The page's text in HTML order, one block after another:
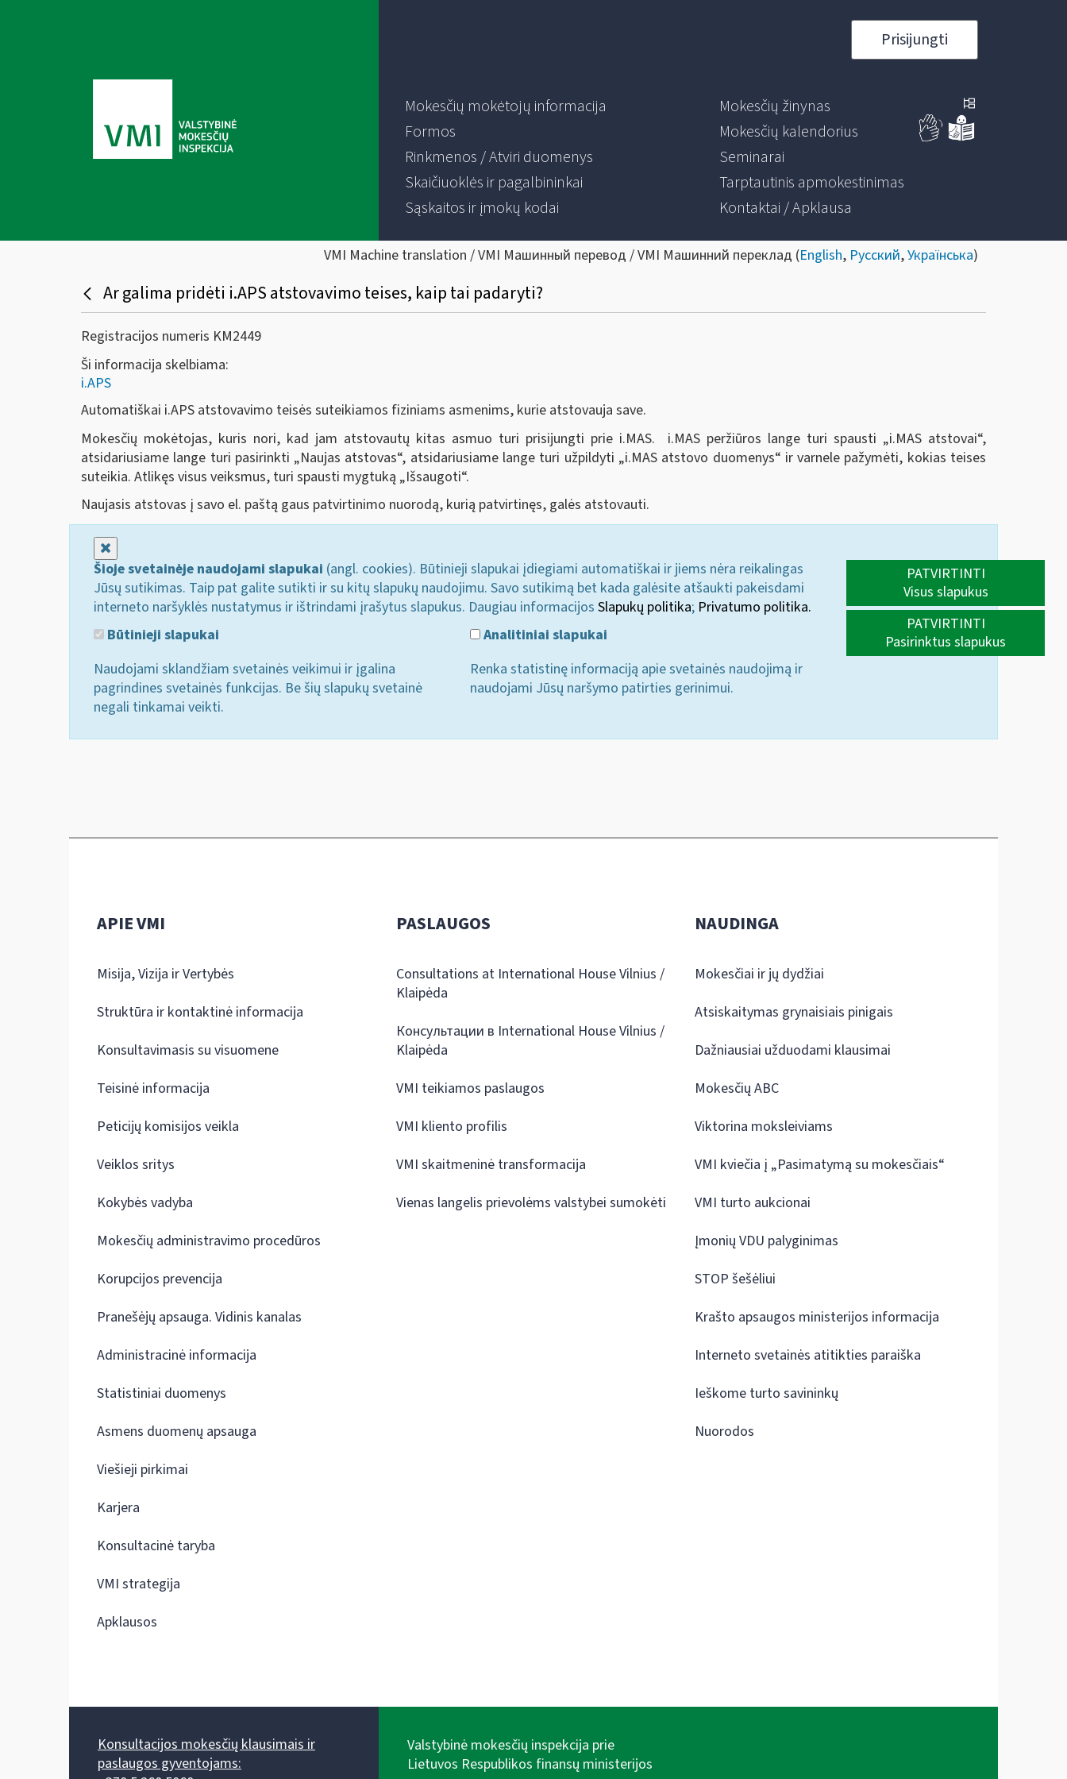
Prisijungti
Mokesčių mokėtojų informacija
Formos
Rinkmenos / Atviri duomenys
Skaičiuoklės ir pagalbininkai
Sąskaitos ir įmokų kodai
Mokesčių žinynas
Mokesčių kalendorius
Seminarai
Tarptautinis apmokestinimas
Kontaktai / Apklausa
VMI Machine translation / VMI Машинный перевод / VMI Машинний переклад (English, Русский,Українська)
Ar galima pridėti i.APS atstovavimo teises, kaip tai padaryti?
Registracijos numeris KM2449
Ši informacija skelbiama:
i.APS
Automatiškai i.APS atstovavimo teisės suteikiamos fiziniams asmenims, kurie atstovauja save.
Mokesčių mokėtojas, kuris nori, kad jam atstovautų kitas asmuo turi prisijungti prie i.MAS. i.MAS peržiūros lange turi spausti „i.MAS atstovai“,
atsidariusiame lange turi pasirinkti „Naujas atstovas“, atsidariusiame lange turi užpildyti „i.MAS atstovo duomenys“ ir varnele pažymėti, kokias teises
suteikia. Atlikęs visus veiksmus, turi spausti mygtuką „Išsaugoti“.
Naujasis atstovas į savo el. paštą gaus patvirtinimo nuorodą, kurią patvirtinęs, galės atstovauti.
Šioje svetainėje naudojami slapukai (angl. cookies). Būtinieji slapukai įdiegiami automatiškai ir jiems nėra reikalingas
Jūsų sutikimas. Taip pat galite sutikti ir su kitų slapukų naudojimu. Savo sutikimą bet kada galėsite atšaukti pakeisdami
interneto naršyklės nustatymus ir ištrindami įrašytus slapukus. Daugiau informacijos Slapukų politika; Privatumo politika.
Būtinieji slapukai
Naudojami sklandžiam svetainės veikimui ir įgalina
pagrindines svetainės funkcijas. Be šių slapukų svetainė
negali tinkamai veikti.
Analitiniai slapukai
Renka statistinę informaciją apie svetainės naudojimą ir
naudojami Jūsų naršymo patirties gerinimui.
PATVIRTINTI
Visus slapukus
PATVIRTINTI
Pasirinktus slapukus
APIE VMI
Misija, Vizija ir Vertybės
Struktūra ir kontaktinė informacija
Konsultavimasis su visuomene
Teisinė informacija
Peticijų komisijos veikla
Veiklos sritys
Kokybės vadyba
Mokesčių administravimo procedūros
Korupcijos prevencija
Pranešėjų apsauga. Vidinis kanalas
Administracinė informacija
Statistiniai duomenys
Asmens duomenų apsauga
Viešieji pirkimai
Karjera
Konsultacinė taryba
VMI strategija
Apklausos
PASLAUGOS
Consultations at International House Vilnius /
Klaipėda
Консультации в International House Vilnius /
Klaipėda
VMI teikiamos paslaugos
VMI kliento profilis
VMI skaitmeninė transformacija
Vienas langelis prievolėms valstybei sumokėti
NAUDINGA
Mokesčiai ir jų dydžiai
Atsiskaitymas grynaisiais pinigais
Dažniausiai užduodami klausimai
Mokesčių ABC
Viktorina moksleiviams
VMI kviečia į „Pasimatymą su mokesčiais“
VMI turto aukcionai
Įmonių VDU palyginimas
STOP šešėliui
Krašto apsaugos ministerijos informacija
Interneto svetainės atitikties paraiška
Ieškome turto savininkų
Nuorodos
Konsultacijos mokesčių klausimais ir
paslaugos gyventojams:
Valstybinė mokesčių inspekcija prie
Lietuvos Respublikos finansų ministerijos